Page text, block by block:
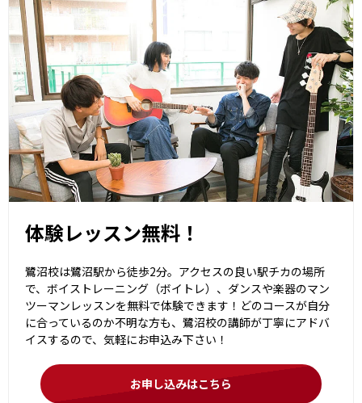
体験レッスン無料！
鷺沼校は鷺沼駅から徒歩2分。アクセスの良い駅チカの場所
で、ボイストレーニング（ボイトレ）、ダンスや楽器のマン
ツーマンレッスンを無料で体験できます！どのコースが自分
に合っているのか不明な方も、鷺沼校の講師が丁寧にアドバ
イスするので、気軽にお申込み下さい！
お申し込みはこちら